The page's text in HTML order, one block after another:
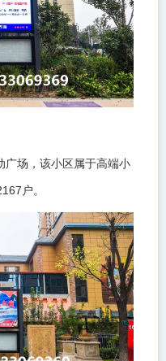
广场，该小区属于高端小
户。